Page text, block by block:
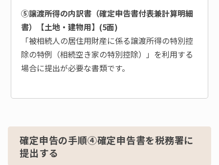
⑤譲渡所得の内訳書（確定申告書付表兼計算明細
書）【土地・建物用】(5面)
「被相続人の居住用財産に係る譲渡所得の特別控
除の特例（相続空き家の特別控除）」を利用する
場合に提出が必要な書類です。
確定申告の手順④確定申告書を税務署に
提出する